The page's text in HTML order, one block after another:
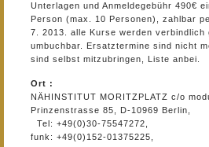
Unterlagen und Anmeldegebühr 490€
Person (max. 10 Personen), zahlbar
7. 2013. alle Kurse werden verbindlich
umbuchbar. Ersatztermine sind nicht
sind selbst mitzubringen, Liste anbei.
Ort :
NÄHINSTITUT MORITZPLATZ c/o
Prinzenstrasse 85, D-10969 Berlin,
Tel: +49(0)30-75547272,
funk: +49(0)152-01375225,